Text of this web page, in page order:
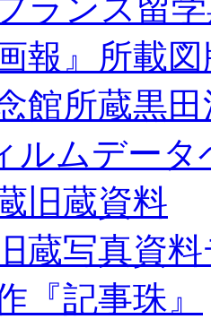
ランス留
報』所載
館所蔵黒
ルムデータ
旧蔵資料
蔵写真資
『記事珠』